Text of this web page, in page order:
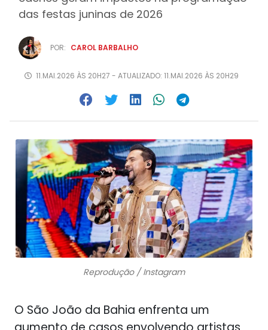
das festas juninas de 2026
POR: CAROL BARBALHO
11.MAI.2026 ÀS 20H27 - ATUALIZADO: 11.MAI.2026 ÀS 20H29
Reprodução / Instagram
O São João da Bahia enfrenta um